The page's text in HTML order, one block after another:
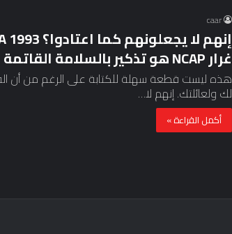
caar
غرار NCAP هو تذكير بالسلامة القاتمة
هذه ليست قطعة سهلة للكتابة على الرغم من أن
لك ولعائلتك. إنهم لا…
أكمل القراءة »